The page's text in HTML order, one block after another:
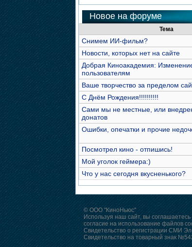
Новое на форуме
Тема
Снимем ИИ-фильм?
Новости, которых нет на сайте
Добрая Киноакадемия:
пользователям
Ваше творчество за пределом
С Днём Рождения!!!!!!!!!!
Сами мы не местные, или
донатов
Ошибки, опечатки и прочие
Посмотрел кино - отпишись!
Мой уголок геймера:)
Что у нас сегодня вкусненького?
© ООО "КиноНьюс"
Используя наш сайт, вы
согласие на использование файлов
Свидетельство о регистрации СМИ
Свидетельство на товарный знак